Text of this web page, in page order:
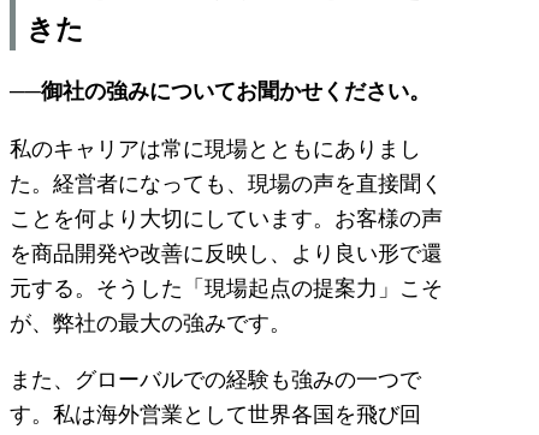
きた
──御社の強みについてお聞かせください。
私のキャリアは常に現場とともにありまし
た。経営者になっても、現場の声を直接聞く
ことを何より大切にしています。お客様の声
を商品開発や改善に反映し、より良い形で還
元する。そうした「現場起点の提案力」こそ
が、弊社の最大の強みです。
また、グローバルでの経験も強みの一つで
す。私は海外営業として世界各国を飛び回